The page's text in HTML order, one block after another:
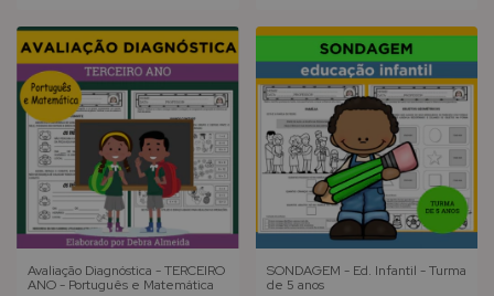
Avaliação Diagnóstica - TERCEIRO
ANO - Português e Matemática
SONDAGEM - Ed. Infantil - Turma
de 5 anos